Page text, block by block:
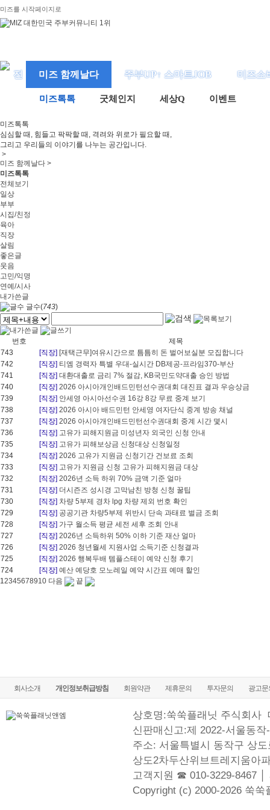
미즈를 시작페이지로
미즈 함께날다 주부UP↑ 스마트JOB 미즈소
미즈톡톡 굿체인지 세상Q 이벤트
미즈톡톡
심심할 때, 힘들고 팍팍할 때, 격려와 위로가 필요할 때,
그리고 우리들의 이야기를 나누는 공간입니다.
>
미즈 함께날다 >
미즈톡톡
전체보기
일상
부부
시집/친정
육아
직장
살림
좋은글
웃음
고민/익명
연예/시사
내가쓴글
글수(743)
번호
제목
743
[직장] [재택근무]여유시간으로 틈틈히 돈 벌어보실분 모집합니다
742
[직장] 티엠 경력자 특별 우대-실시간 DB제공-프라임370-부산
741
[직장] 대환대출로 금리 7% 절감, KB국민도약대출 승인 방법
740
[직장] 2026 아시아개인배드민턴선수권대회 대진표 결과 우승상금
739
[직장] 안세영 아시아선수권 16강 8강 무료 중계 보기
738
[직장] 2026 아시아 배드민턴 안세영 여자단식 중계 방송 채널
737
[직장] 2026 아시아개인배드민턴선수권대회 중계 시간 몇시
736
[직장] 고유가 피해지원금 미성년자 외국인 신청 안내
735
[직장] 고유가 피해보상금 신청대상 신청일정
734
[직장] 2026 고유가 지원금 신청기간 건보료 조회
733
[직장] 고유가 지원금 신청 고유가 피해지원금 대상
732
[직장] 2026년 소득 하위 70% 금액 기준 얼마
731
[직장] 더시즌즈 성시경 고막남친 방청 신청 꿀팁
730
[직장] 차량 5부제 경차 lpg 차량 제외 번호 확인
729
[직장] 공공기관 차량5부제 위반시 단속 과태료 벌금 조회
728
[직장] 가구 월소득 평균 세전 세후 조회 안내
727
[직장] 2026년 소득하위 50% 이하 기준 재산 얼마
726
[직장] 2026 청년월세 지원사업 소득기준 신청결과
725
[직장] 2026 행복두배 템플스테이 예약 신청 후기
724
[직장] 예산 예당호 모노레일 예약 시간표 예매 할인
12345678910 다음 끝
회사소개 개인정보취급방침 회원약관 제휴문의 투자문의 광고문
상호명:쑥쑥플래닛 주식회사
신판매신고:제 2022-서울동작
주소: 서울특별시 동작구 상
상도2차두산위브트레지움아
고객지원 ☎ 010-3229-8467 │
Copyright (c) 2000-2026 쑥